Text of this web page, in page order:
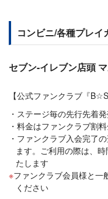
コンビニ/各種プレイ
セブン-イレブン店頭
【公式ファンクラブ『
ステージ毎の先行先着
料金はファンクラブ割
ファンクラブ入会完了
ます。ご利用の際は、
たします
ファンクラブ会員様と一
ください